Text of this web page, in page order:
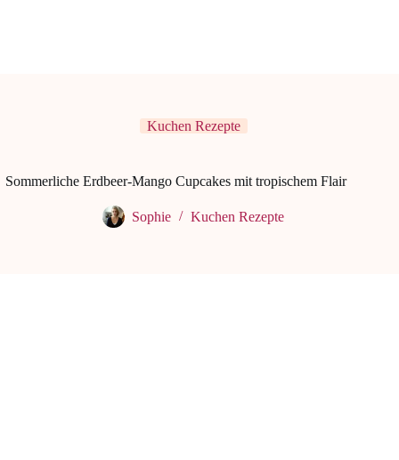
Kuchen Rezepte
Sommerliche Erdbeer-Mango Cupcakes mit tropischem Flair
Sophie Kuchen Rezepte